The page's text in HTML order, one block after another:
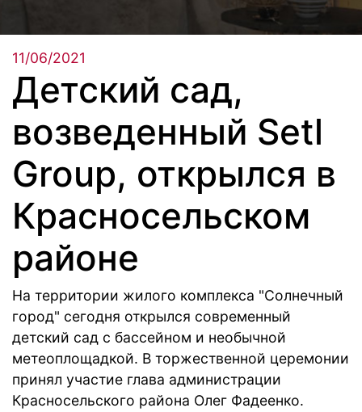
11/06/2021
Детский сад,
возведенный Setl
Group, открылся в
Красносельском
районе
На территории жилого комплекса "Солнечный
город" сегодня открылся современный
детский сад с бассейном и необычной
метеоплощадкой. В торжественной церемонии
принял участие глава администрации
Красносельского района Олег Фадеенко.